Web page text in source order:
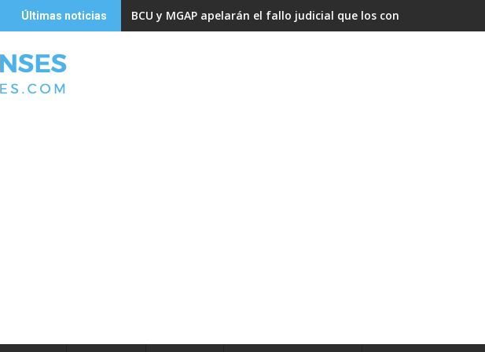
Últimas noticias BCU y MGAP apelarán el fallo judicial que los condenó por